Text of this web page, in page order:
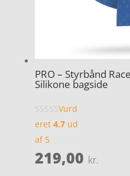
PRO – Styrbånd
Silikone bagside
Vurd
eret 4.7ud
af 5
219,00 kr.